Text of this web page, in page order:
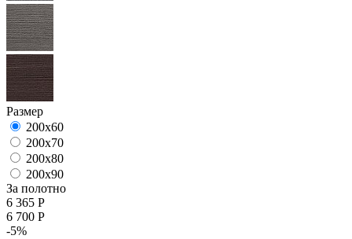
Размер
200х60
200х70
200х80
200х90
За полотно
6 365 Р
6 700 Р
-5%